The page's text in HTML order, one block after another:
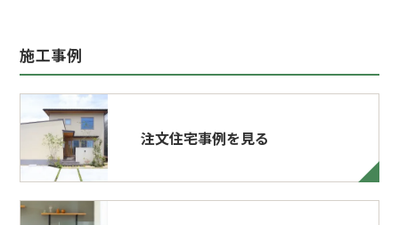
施工事例
注文住宅事例を見る